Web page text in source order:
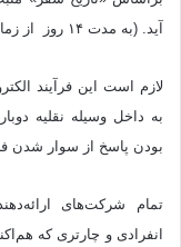
آید. (به مدت ۱۴ روز از زمان تاریخ ثبت مثبت کووید-۱۹)
لازم است این فرآیند
به داخل وسیله نقلیه
بودن پاسخ از سوار شدن
تمام شرکت‌های
انفرادی و چارتری که